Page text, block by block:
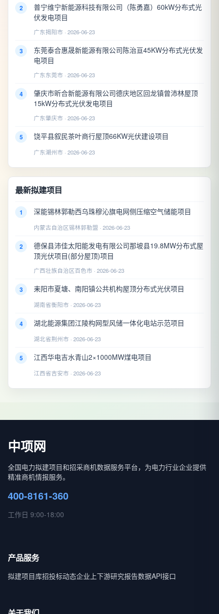
2
普宁维宁新能源科技有限公司（陈勇嘉）60kW分布式光
伏发电项目
广东揭阳市 · 2026-06-23
3
东莞泰合惠晟新能源有限公司陈治亘45KW分布式光伏发
电项目
广东东莞市 · 2026-06-23
4
肇庆市昕合新能源有限公司德庆地区回龙镇曾沛林屋顶
15kW分布式光伏发电项目
广东肇庆市 · 2026-06-23
5 饶平县叙民茶叶商行屋顶66KW光伏建设项目
广东潮州市 · 2026-06-23
最新拟建项目
1 深能锡林郭勒西乌珠穆沁旗电网侧压缩空气储能项目
内蒙古自治区锡林郭勒盟 · 2026-06-23
2
德保县沛佳太阳能发电有限公司那坡县19.8MW分布式屋
顶光伏项目(部分屋顶)项目
广西壮族自治区百色市 · 2026-06-23
3 耒阳市夏塘、南阳镇公共机构屋顶分布式光伏项目
湖南省衡阳市 · 2026-06-23
4 湖北能源集团江陵构网型风储一体化电站示范项目
湖北省荆州市 · 2026-06-23
5 江西华电吉水青山2×1000MW煤电项目
江西省吉安市 · 2026-06-23
中项网
全国电力拟建项目和招采商机数据服务平台，为电力行业企业提供
精准商机情报服务。
400-8161-360
工作日 9:00-18:00
产品服务
拟建项目库招投标动态企业上下游研究报告数据API接口